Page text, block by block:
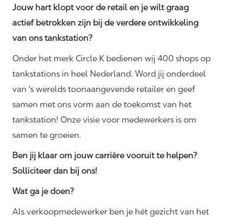
Jouw hart klopt voor de retail en je wilt graag
actief betrokken zijn bij de verdere ontwikkeling
van ons tankstation?
Onder het merk Circle K bedienen wij 400 shops op
tankstations in heel Nederland. Word jij onderdeel
van 's werelds toonaangevende retailer en geef
samen met ons vorm aan de toekomst van het
tankstation! Onze visie voor medewerkers is om
samen te groeien.
Ben jij klaar om jouw carrière vooruit te helpen?
Solliciteer dan bij ons!
Wat ga je doen?
Als verkoopmedewerker ben je hét gezicht van het